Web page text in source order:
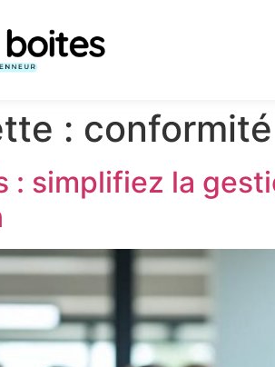
: conformité
: simplifiez la